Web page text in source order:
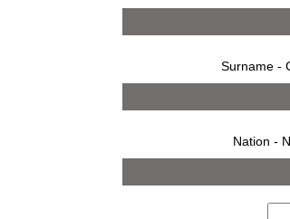
Surname -
Nation -